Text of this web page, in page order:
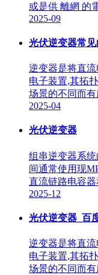
或是供 離網 的
2025-09
光伏逆变器常
逆变器是将直
电子装置,其拓
场景的不同而有
2025-04
光伏逆变器
组串逆变器系
间通常使用现
直流链路电容器
2025-12
光伏逆变器_百
逆变器是将直
电子装置,其拓
场景的不同而有